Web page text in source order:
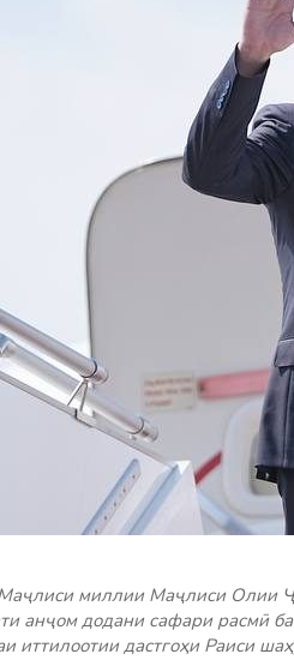
миллии Маҷлиси Олии
анҷом додани сафари расмӣ
иттилоотии дастгоҳи Раиси